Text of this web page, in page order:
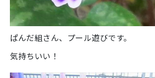
ぱんだ組さん、プール遊びです。
気持ちいい！